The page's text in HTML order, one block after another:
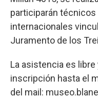
participarán
internacionales
Juramento de los
La asistencia es
inscripción hasta el
del mail: